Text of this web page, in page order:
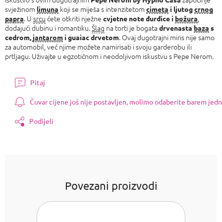
svježinom limuna koji se miješa s intenzitetom cimeta i ljutogcrnog
papra. U srcu ćete otkriti nježne cvjetne note đurđice i božura
dodajući dubinu i romantiku.Šlag na torti je bogata drvenasta baza s
cedrom, jantarom i guaiac drvetom. Ovaj dugotrajni miris nije samo
za automobil, već njime možete namirisati i svoju garderobu ili
prtljagu. Uživajte u egzotičnom i neodoljivom iskustvu s Pepe Nerom.
Pitaj
Čuvar cijene još nije postavljen, molimo odaberite barem
Podijeli
Povezani proizvodi